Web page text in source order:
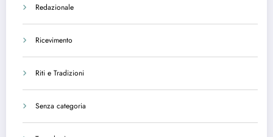
Redazionale
Ricevimento
Riti e Tradizioni
Senza categoria